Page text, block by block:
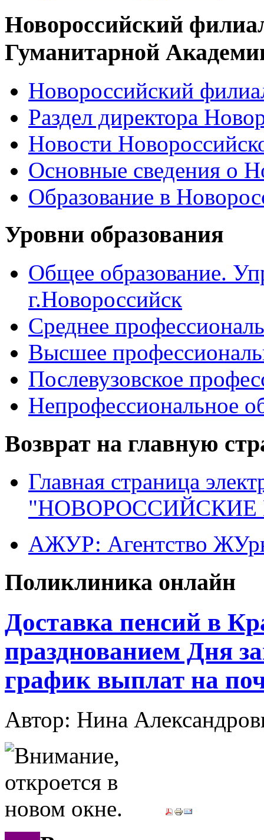
Новороссийский
Гуманитарной
Новороссийский
Раздел директора
Новости
Основные сведения о
Образование в
Уровни образования
Общее образование.
г.Новороссийск
Среднее
Высшее
Послевузовское
Непрофессиональное
Возврат на главную
Главная страница
"НОВОРОССИЙСКИЕ
АЖУР: Агентство
Поликлиника онлайн
Доставка пенсий в
празднованием Дня
график выплат на
Автор: Нина